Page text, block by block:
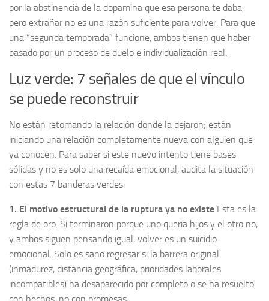
por la abstinencia de la dopamina que esa persona te daba,
pero extrañar no es una razón suficiente para volver. Para que
una “segunda temporada” funcione, ambos tienen que haber
pasado por un proceso de duelo e individualización real.
Luz verde: 7 señales de que el vínculo
se puede reconstruir
No están retomando la relación donde la dejaron; están
iniciando una relación completamente nueva con alguien que
ya conocen. Para saber si este nuevo intento tiene bases
sólidas y no es solo una recaída emocional, audita la situación
con estas 7 banderas verdes:
1. El motivo estructural de la ruptura ya no existe Esta es la
regla de oro. Si terminaron porque uno quería hijos y el otro no,
y ambos siguen pensando igual, volver es un suicidio
emocional. Solo es sano regresar si la barrera original
(inmadurez, distancia geográfica, prioridades laborales
incompatibles) ha desaparecido por completo o se ha resuelto